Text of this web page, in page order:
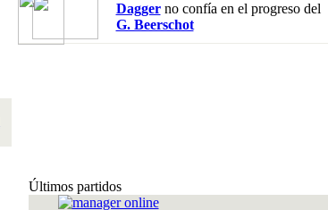
Daggerno confía en el progreso del
G. Beerschot
Últimos partidos